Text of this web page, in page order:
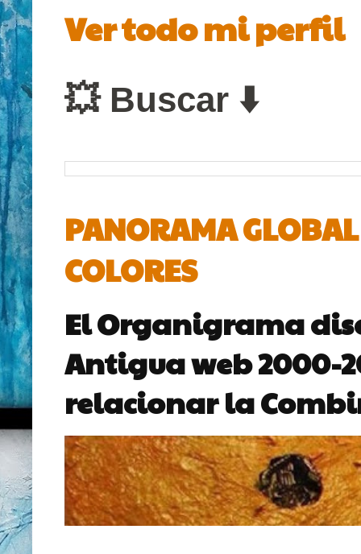
Ver todo mi perfil
💥 Buscar ⬇️
PANORAMA
COLORES
El Organigrama
Antigua web 2000-
relacionar la